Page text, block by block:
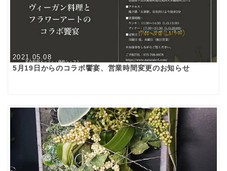
2021.05.08
5月19日からのコラボ饗宴、営業時間変更のお知らせ